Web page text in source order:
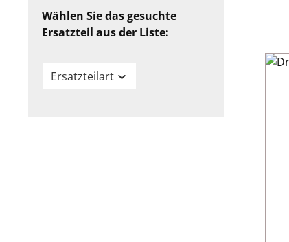
Wählen Sie das gesuchte
Ersatzteil aus der Liste:
Ersatzteilart